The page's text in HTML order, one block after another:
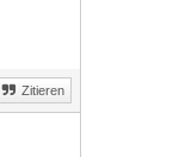
Zitieren